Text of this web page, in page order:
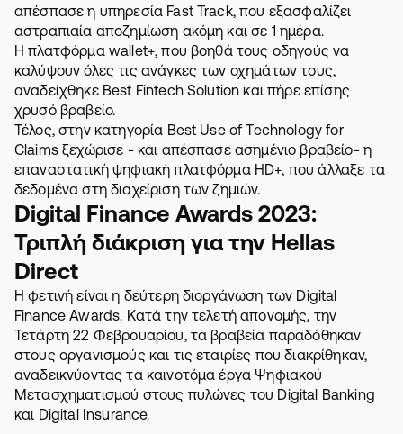
απέσπασε η υπηρεσία Fast Track, που εξασφαλίζει
αστραπιαία αποζημίωση ακόμη και σε 1 ημέρα.
Η πλατφόρμα wallet+, που βοηθά τους οδηγούς να
καλύψουν όλες τις ανάγκες των οχημάτων τους,
αναδείχθηκε Best Fintech Solution και πήρε επίσης
χρυσό βραβείο.
Τέλος, στην κατηγορία Best Use of Technology for
Claims ξεχώρισε - και απέσπασε ασημένιο βραβείο- η
επαναστατική ψηφιακή πλατφόρμα ΗD+, που άλλαξε τα
δεδομένα στη διαχείριση των ζημιών.
Digital Finance Awards 2023:
Τριπλή διάκριση για την Hellas
Direct
Η φετινή είναι η δεύτερη διοργάνωση των Digital
Finance Awards. Κατά την τελετή απονομής, την
Τετάρτη 22 Φεβρουαρίου, τα βραβεία παραδόθηκαν
στους οργανισμούς και τις εταιρίες που διακρίθηκαν,
αναδεικνύοντας τα καινοτόμα έργα Ψηφιακού
Μετασχηματισμού στους πυλώνες του Digital Banking
και Digital Insurance.